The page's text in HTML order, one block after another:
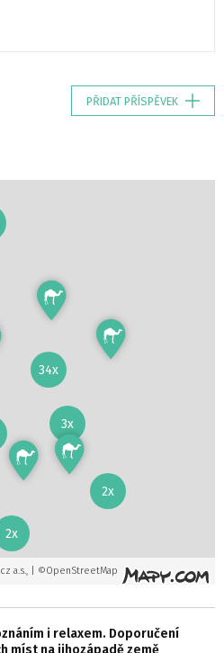
PŘIDAT PŘÍSPĚVEK
2x
2x
3x
34x
a.s., | ©OpenStreetMap
i relaxem. Doporučení